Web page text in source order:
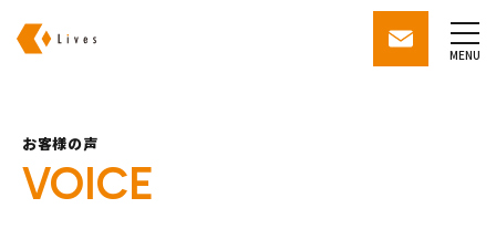
contactMENU
お客様の声
VOICE